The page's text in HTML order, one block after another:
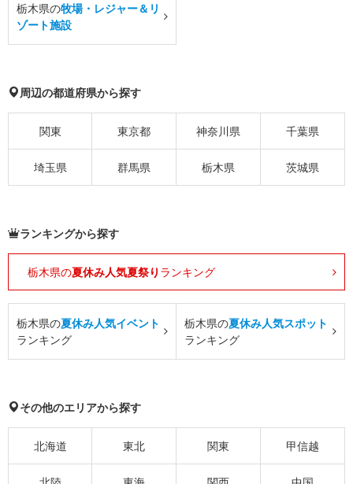
栃木県の牧場・レジャー＆リ
ゾート施設
周辺の都道府県から探す
関東 東京都 神奈川県 千葉県
埼玉県 群馬県 栃木県 茨城県
ランキングから探す
栃木県の夏休み人気夏祭り ランキング
栃木県の夏休み人気イベント
ランキング
栃木県の夏休み人気スポット
ランキング
その他のエリアから探す
北海道 東北 関東 甲信越